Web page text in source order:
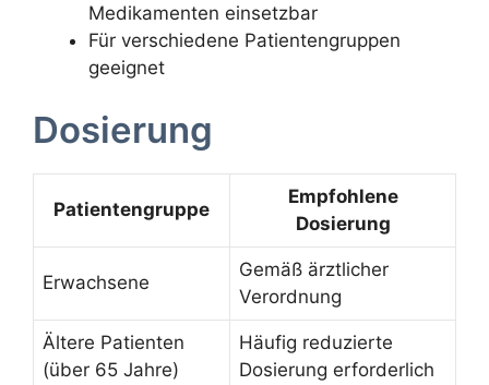
Medikamenten einsetzbar
Für verschiedene Patientengruppen
geeignet
Dosierung
Patientengruppe
Empfohlene
Dosierung
Erwachsene
Gemäß ärztlicher
Verordnung
Ältere Patienten
(über 65 Jahre)
Häufig reduzierte
Dosierung erforderlich